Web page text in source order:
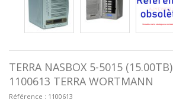
TERRA NASBOX 5-5015 (15.00TB)
1100613 TERRA WORTMANN
Référence : 1100613